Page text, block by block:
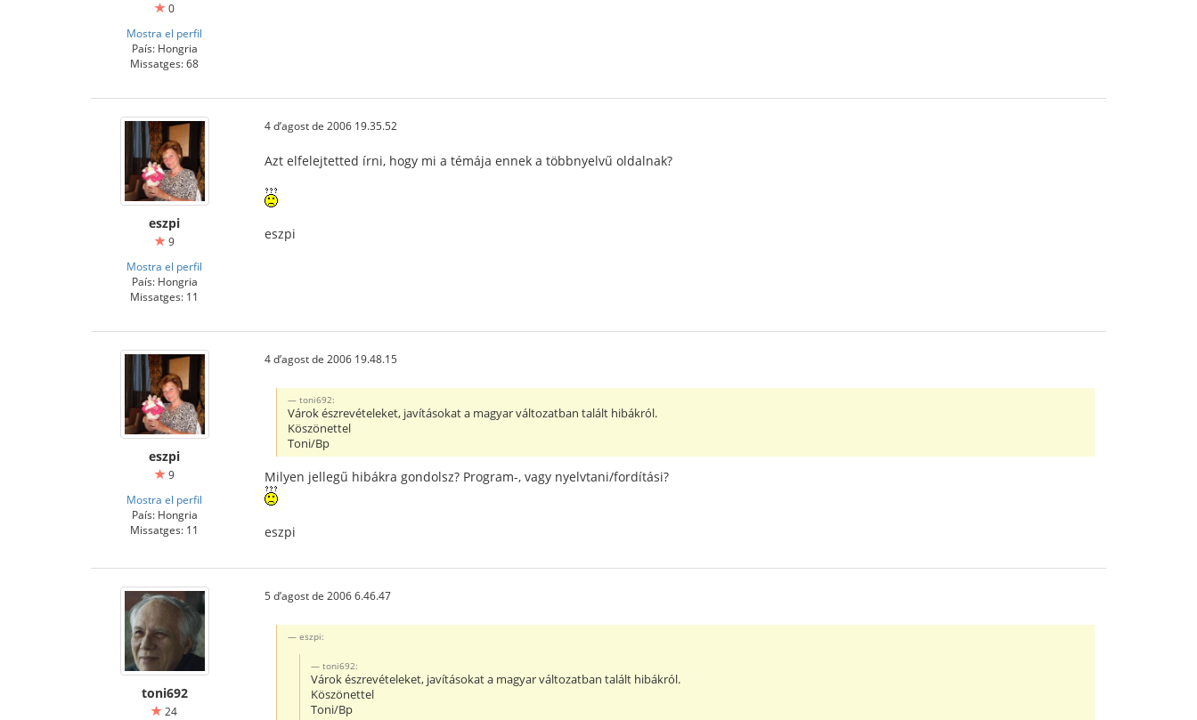
0
Mostra el perfil
País: Hongria
Missatges: 68
eszpi
9
Mostra el perfil
País: Hongria
Missatges: 11
4 d’agost de 2006 19.35.52
Azt elfelejtetted írni, hogy mi a témája ennek a többnyelvű oldalnak?
eszpi
eszpi
9
Mostra el perfil
País: Hongria
Missatges: 11
4 d’agost de 2006 19.48.15
toni692:
Várok észrevételeket, javításokat a magyar változatban talált hibákról.
Köszönettel
Toni/Bp
Milyen jellegű hibákra gondolsz? Program-, vagy nyelvtani/fordítási?
eszpi
toni692
24
5 d’agost de 2006 6.46.47
eszpi:
toni692:
Várok észrevételeket, javításokat a magyar változatban talált hibákról.
Köszönettel
Toni/Bp